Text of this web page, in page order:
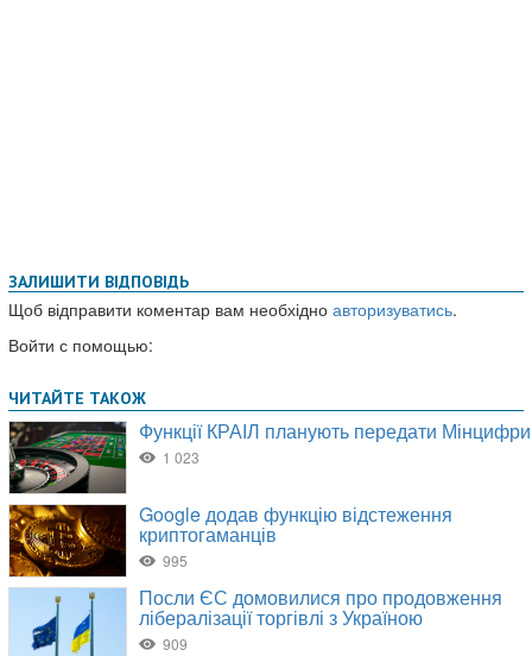
ЗАЛИШИТИ ВІДПОВІДЬ
Щоб відправити коментар вам необхідно авторизуватись.
Войти с помощью: